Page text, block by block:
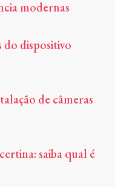
modernas
do dispositivo
de câmeras
saiba qual é